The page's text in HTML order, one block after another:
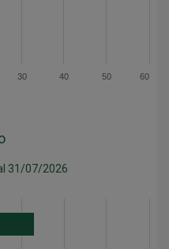
30 40 50 60
31/07/2026
54.5